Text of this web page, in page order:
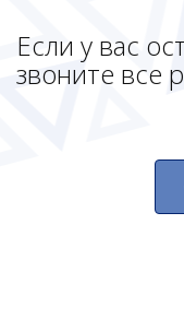
Если у вас
звоните все